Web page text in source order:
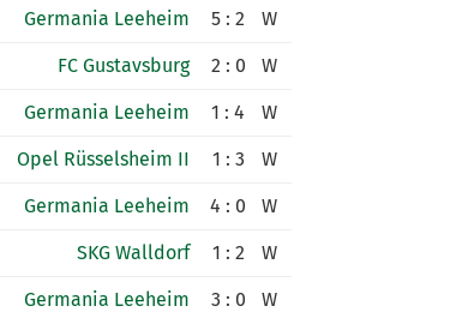
Germania Leeheim 5 : 2 W
FC Gustavsburg 2 : 0 W
Germania Leeheim 1 : 4 W
Opel Rüsselsheim II 1 : 3 W
Germania Leeheim 4 : 0 W
SKG Walldorf 1 : 2 W
Germania Leeheim 3 : 0 W